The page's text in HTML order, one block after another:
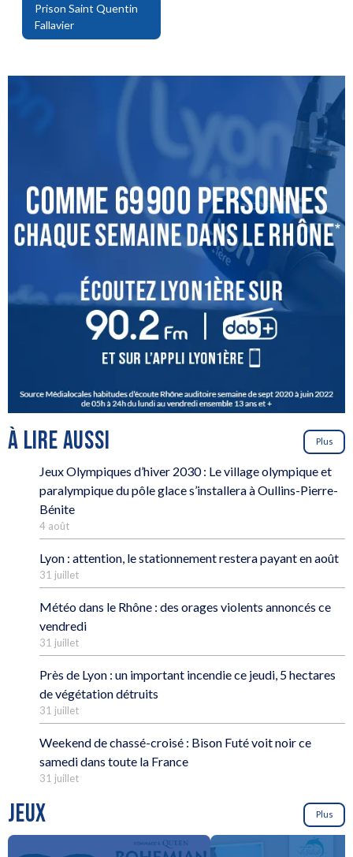
Prison Saint Quentin
Fallavier
À LIRE AUSSI Plus
Jeux Olympiques d’hiver 2030 : Le village olympique et
paralympique du pôle glace s’installera à Oullins-Pierre-
Bénite
4 août
Lyon : attention, le stationnement restera payant en août
31 juillet
Météo dans le Rhône : des orages violents annoncés ce
vendredi
31 juillet
Près de Lyon : un important incendie ce jeudi, 5 hectares
de végétation détruits
31 juillet
Weekend de chassé-croisé : Bison Futé voit noir ce
samedi dans toute la France
31 juillet
JEUX Plus